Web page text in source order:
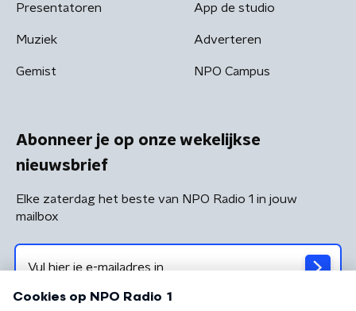
Presentatoren
Muziek
Gemist
App de studio
Adverteren
NPO Campus
Abonneer je op onze wekelijkse
nieuwsbrief
Elke zaterdag het beste van NPO Radio 1 in jouw
mailbox